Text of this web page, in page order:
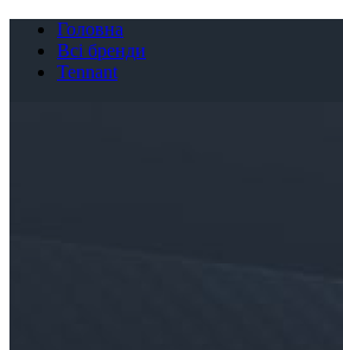
Головна
Всі бренди
Tennant